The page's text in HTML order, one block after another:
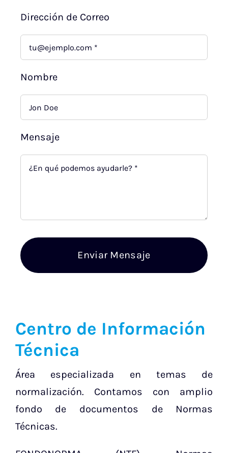
Dirección de Correo
Nombre
Mensaje
Enviar Mensaje
Centro de Información
Técnica
Área especializada en temas de
normalización. Contamos con amplio
fondo de documentos de Normas
Técnicas.